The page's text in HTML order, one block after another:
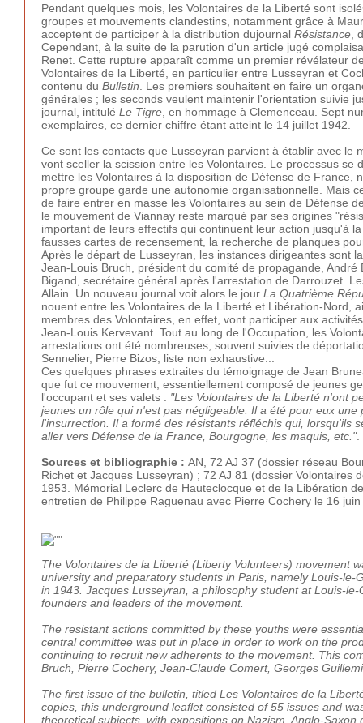
Pendant quelques mois, les Volontaires de la Liberté sont
groupes et mouvements clandestins, notamment grâce à
acceptent de participer à la distribution dujournal Résistance ,
Cependant, à la suite de la parution d'un article jugé
Renet. Cette rupture apparaît comme un premier révélateur
Volontaires de la Liberté, en particulier entre Lusseyran et
contenu du Bulletin . Les premiers souhaitent en faire un
générales ; les seconds veulent maintenir l'orientation suivie
journal, intitulé Le Tigre , en hommage à Clemenceau. Sept
exemplaires, ce dernier chiffre étant atteint le 14 juillet 1942.
Ce sont les contacts que Lusseyran parvient à établir avec
vont sceller la scission entre les Volontaires. Le processus
mettre les Volontaires à la disposition de Défense de
propre groupe garde une autonomie organisationnelle. Mais
de faire entrer en masse les Volontaires au sein de Défense
le mouvement de Viannay reste marqué par ses origines
important de leurs effectifs qui continuent leur action jusqu'à
fausses cartes de recensement, la recherche de planques
Après le départ de Lusseyran, les instances dirigeantes sont
Jean-Louis Bruch, président du comité de propagande,
Bigand, secrétaire général après l'arrestation de Darrouzet.
Allain. Un nouveau journal voit alors le jour La Quatrième
nouent entre les Volontaires de la Liberté et Libération-Nord,
membres des Volontaires, en effet, vont participer aux
Jean-Louis Kervevant. Tout au long de l'Occupation, les
arrestations ont été nombreuses, souvent suivies de
Sennelier, Pierre Bizos, liste non exhaustive...
Ces quelques phrases extraites du témoignage de Jean
que fut ce mouvement, essentiellement composé de jeunes
l'occupant et ses valets : "Les Volontaires de la Liberté n'ont
jeunes un rôle qui n'est pas négligeable. Il a été pour eux
l'insurrection. Il a formé des résistants réfléchis qui, lorsqu'ils
aller vers Défense de la France, Bourgogne, les maquis, etc.".
Sources et bibliographie : AN, 72 AJ 37 (dossier réseau
Richet et Jacques Lusseyran) ; 72 AJ 81 (dossier Volontaires
1953. Mémorial Leclerc de Hauteclocque et de la Libération
entretien de Philippe Raguenau avec Pierre Cochery le 16
The Volontaires de la Liberté (Liberty Volunteers) movement
university and preparatory students in Paris, namely Louis-
in 1943. Jacques Lusseyran, a philosophy student at Louis-
founders and leaders of the movement.
The resistant actions committed by these youths were
central committee was put in place in order to work on the
continuing to recruit new adherents to the movement. This
Bruch, Pierre Cochery, Jean-Claude Comert, Georges
The first issue of the bulletin, titled Les Volontaires de la
copies, this underground leaflet consisted of 55 issues and
theoretical subjects, with expositions on Nazism, Anglo-